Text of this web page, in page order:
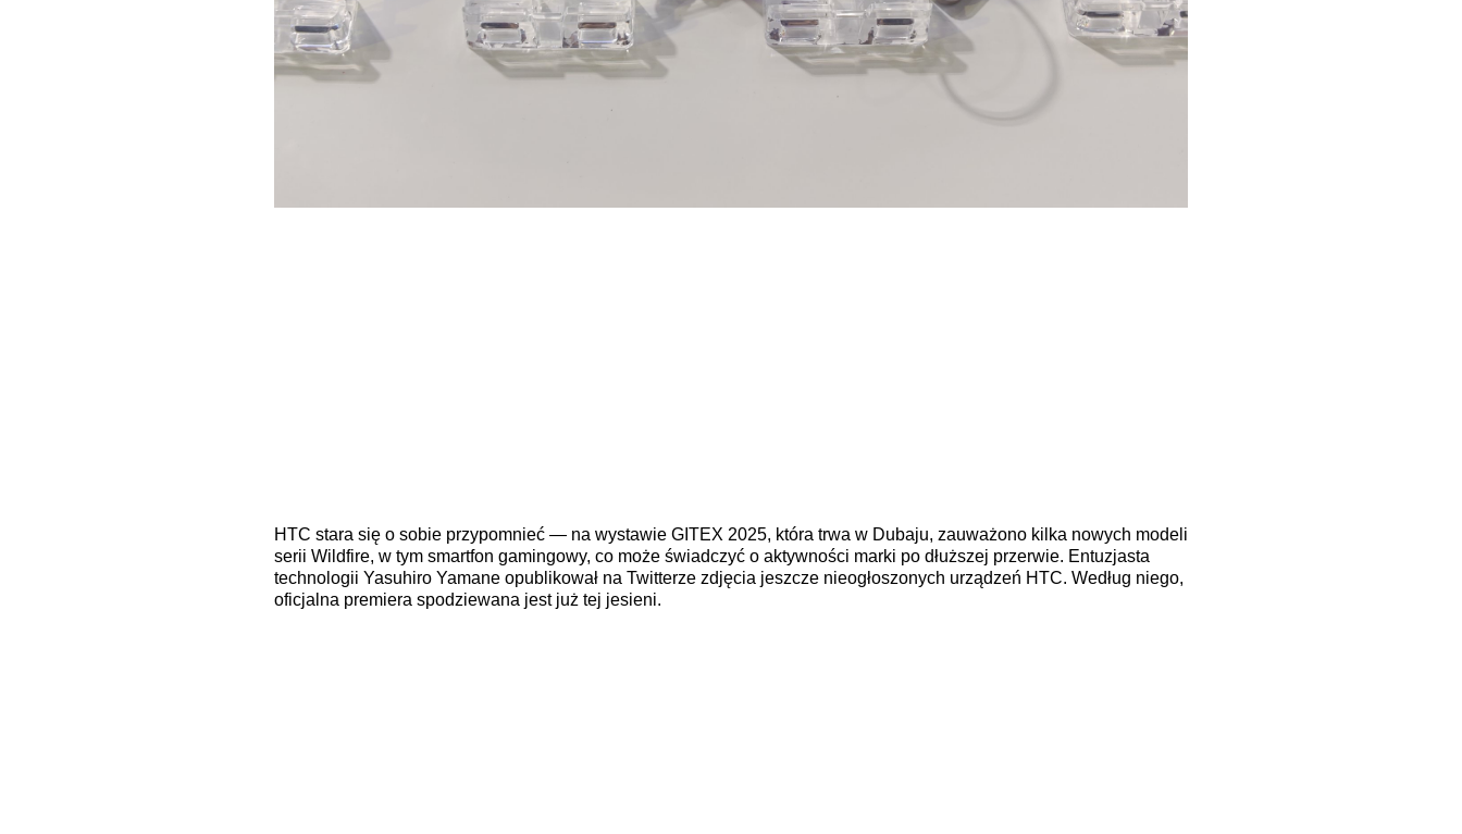
HTC stara się o sobie przypomnieć — na wystawie GITEX 2025, która trwa w Dubaju, zauważono kilka nowych modeli
serii Wildfire, w tym smartfon gamingowy, co może świadczyć o aktywności marki po dłuższej przerwie. Entuzjasta
technologii Yasuhiro Yamane opublikował na Twitterze zdjęcia jeszcze nieogłoszonych urządzeń HTC. Według niego,
oficjalna premiera spodziewana jest już tej jesieni.